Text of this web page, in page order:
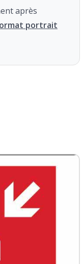
après
portrait